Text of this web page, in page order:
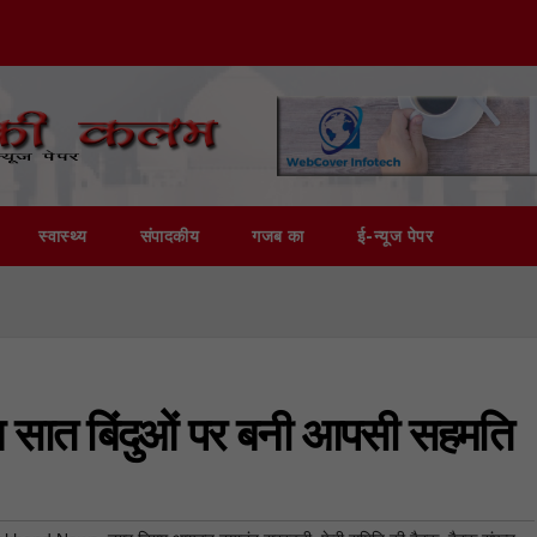
स्वास्थ्य संपादकीय गजब का ई-न्यूज पेपर
बिंदुओं पर बनी आपसी सहमति